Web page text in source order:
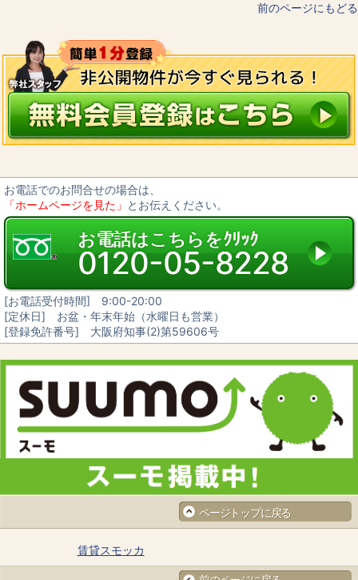
前のページにもどる
お電話でのお問合せの場合は、
「ホームページを見た」 とお伝えください。
お電話はこちらをｸﾘｯｸ
0120-05-8228
[お電話受付時間] 9:00-20:00
[定休日] お盆・年末年始（水曜日も営業）
[登録免許番号] 大阪府知事(2)第59606号
ページトップに戻る
賃貸スモッカ